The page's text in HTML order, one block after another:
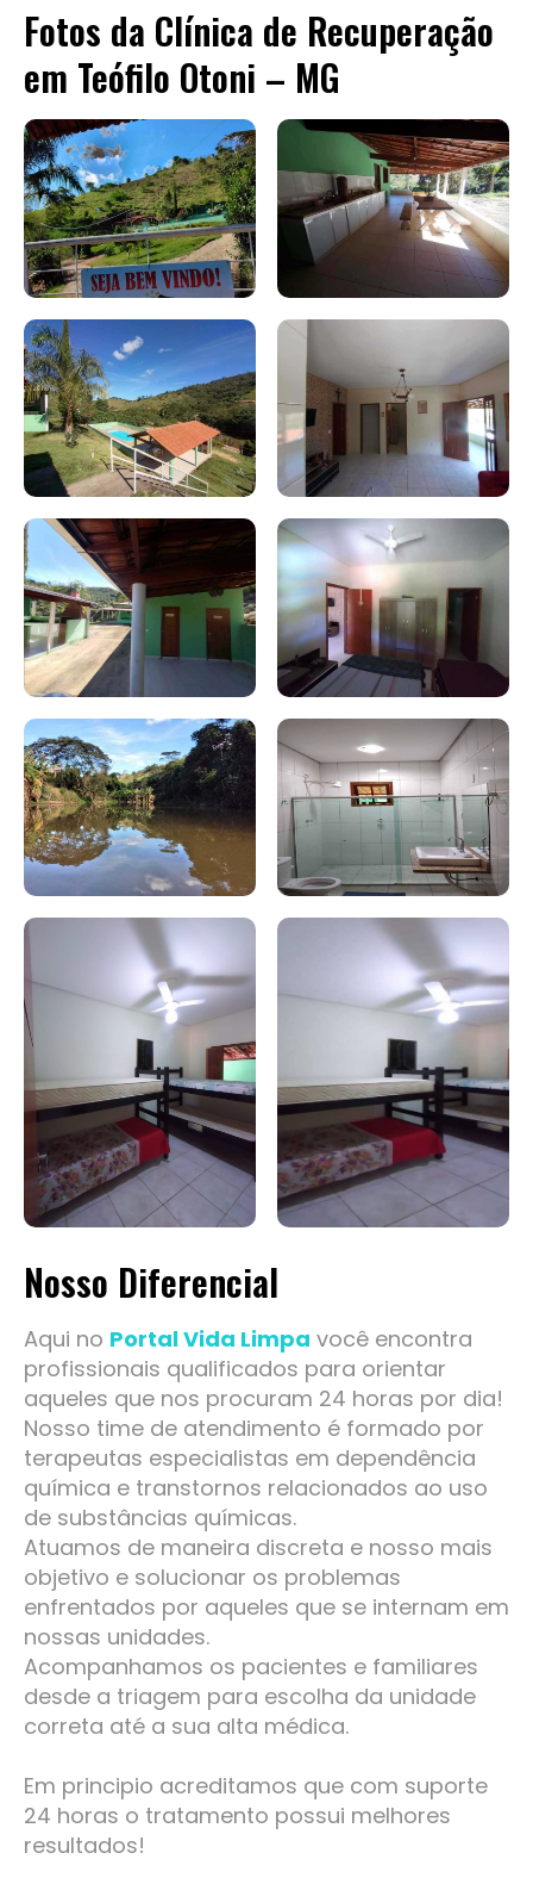
Fotos da Clínica de Recuperação
em Teófilo Otoni – MG
Nosso Diferencial
Aqui no Portal Vida Limpa você encontra
profissionais qualificados para orientar
aqueles que nos procuram 24 horas por dia!
Nosso time de atendimento é formado por
terapeutas especialistas em dependência
química e transtornos relacionados ao uso
de substâncias químicas.
Atuamos de maneira discreta e nosso mais
objetivo e solucionar os problemas
enfrentados por aqueles que se internam em
nossas unidades.
Acompanhamos os pacientes e familiares
desde a triagem para escolha da unidade
correta até a sua alta médica.
Em principio acreditamos que com suporte
24 horas o tratamento possui melhores
resultados!